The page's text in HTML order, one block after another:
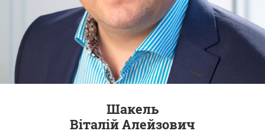
Шакель
Віталій Алейзович